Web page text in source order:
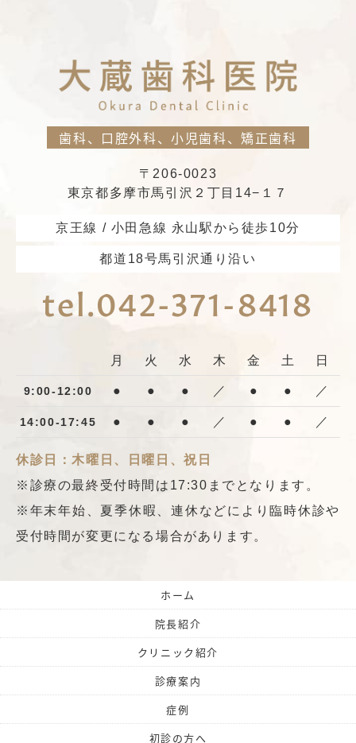
歯科、口腔外科、小児歯科、矯正歯科
〒206-0023
東京都多摩市馬引沢２丁目14−１７
京王線 / 小田急線 永山駅から徒歩10分
都道18号馬引沢通り沿い
tel.042-371-8418
月 火 水 木 金 土 日
9:00-12:00 ● ● ● ／ ● ● ／
14:00-17:45 ● ● ● ／ ● ● ／
休診日：木曜日、日曜日、祝日
※診療の最終受付時間は17:30までとなります。
※年末年始、夏季休暇、連休などにより臨時休診や
受付時間が変更になる場合があります。
ホーム
院長紹介
クリニック紹介
診療案内
症例
初診の方へ